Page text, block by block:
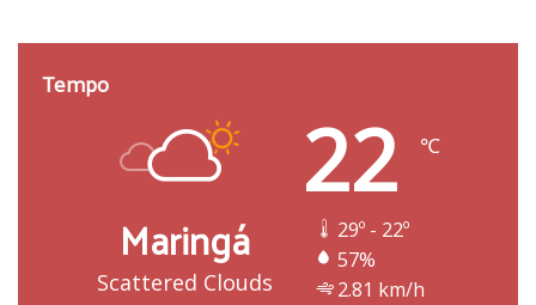
Tempo
Maringá
Scattered Clouds
22 ℃
29º - 22º
57%
2.81 km/h